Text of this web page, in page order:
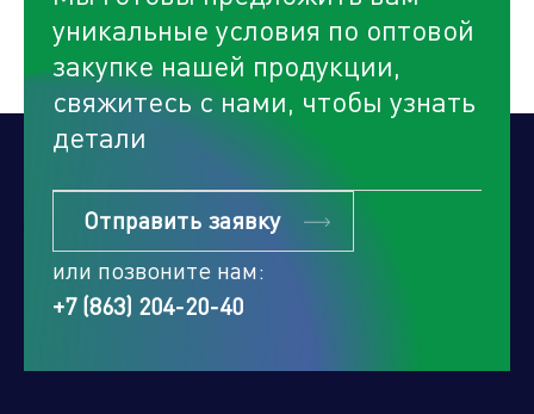
уникальные условия по оптовой
закупке нашей продукции,
свяжитесь с нами, чтобы узнать
детали
Отправить заявку
или позвоните нам:
+7 (863) 204-20-40